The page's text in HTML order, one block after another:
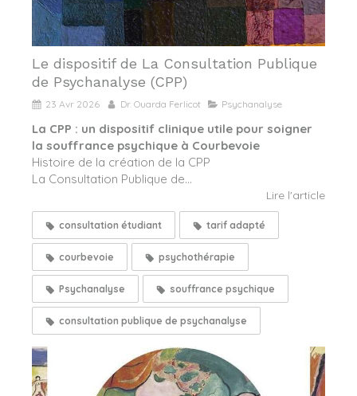
Le dispositif de La Consultation Publique
de Psychanalyse (CPP)
23 Avr 2026 Dr. Ouarda Ferlicot Psychanalyse
La CPP : un dispositif clinique utile pour soigner
la souffrance psychique à Courbevoie
Histoire de la création de la CPP
La Consultation Publique de...
Lire l'article
consultation étudiant tarif adapté
courbevoie psychothérapie
Psychanalyse souffrance psychique
consultation publique de psychanalyse